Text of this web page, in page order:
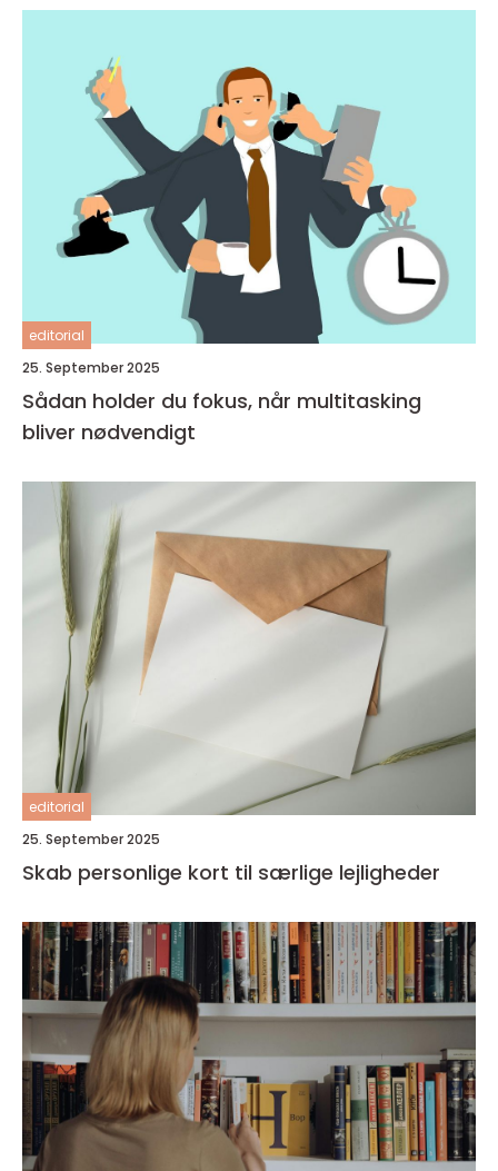
editorial
25. September 2025
Sådan holder du fokus, når multitasking
bliver nødvendigt
editorial
25. September 2025
Skab personlige kort til særlige lejligheder